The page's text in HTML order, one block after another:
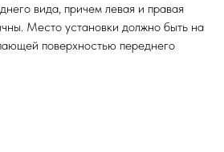
вида, причем левая и правая
Место установки должно быть на
поверхностью переднего